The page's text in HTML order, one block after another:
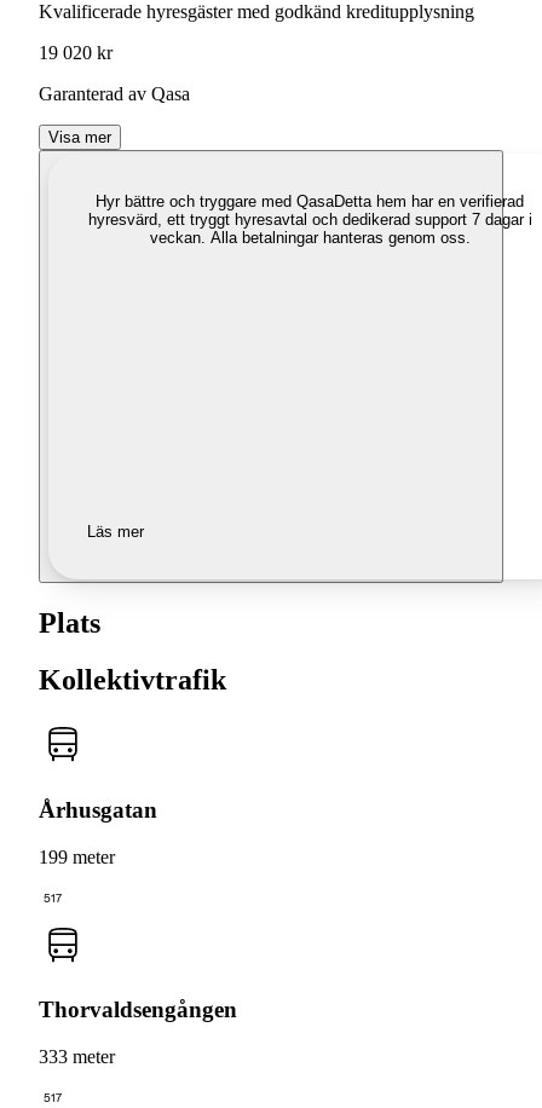
Kvalificerade hyresgäster med godkänd kreditupplysning
19 020 kr
Garanterad av Qasa
Visa mer
Hyr bättre och tryggare med QasaDetta hem har en verifierad
hyresvärd, ett tryggt hyresavtal och dedikerad support 7 dagar i
veckan. Alla betalningar hanteras genom oss.
Läs mer
Plats
Kollektivtrafik
Århusgatan
199 meter
517
Thorvaldsengången
333 meter
517